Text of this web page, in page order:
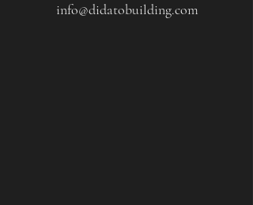
info@didatobuilding.com